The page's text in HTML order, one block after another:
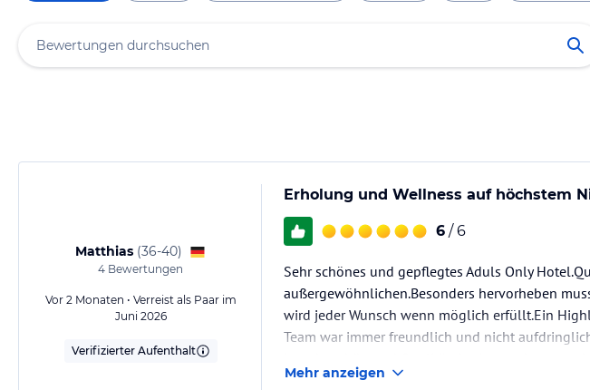
Matthias (36-40)
4 Bewertungen
Vor 2 Monaten • Verreist als Paar im
Juni 2026
Verifizierter Aufenthalt
Erholung und Wellness auf höchstem
6 / 6
Sehr schönes und gepflegtes Aduls Only
außergewöhnlichen.Besonders hervorheben
wird jeder Wunsch wenn möglich erfüllt.Ein
Team war immer freundlich und nicht
Strand…
Mehr anzeigen